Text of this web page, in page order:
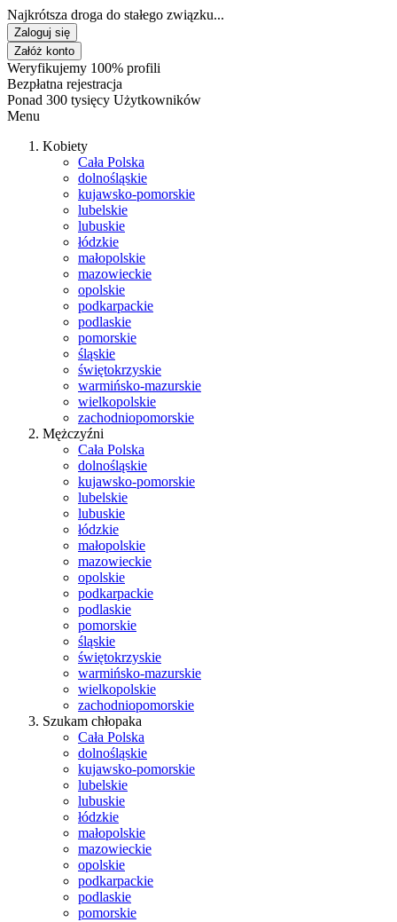
Najkrótsza droga do stałego związku...
Zaloguj się
Załóż konto
Weryfikujemy 100% profili
Bezpłatna rejestracja
Ponad 300 tysięcy Użytkowników
Menu
Kobiety
Cała Polska
dolnośląskie
kujawsko-pomorskie
lubelskie
lubuskie
łódzkie
małopolskie
mazowieckie
opolskie
podkarpackie
podlaskie
pomorskie
śląskie
świętokrzyskie
warmińsko-mazurskie
wielkopolskie
zachodniopomorskie
Mężczyźni
Cała Polska
dolnośląskie
kujawsko-pomorskie
lubelskie
lubuskie
łódzkie
małopolskie
mazowieckie
opolskie
podkarpackie
podlaskie
pomorskie
śląskie
świętokrzyskie
warmińsko-mazurskie
wielkopolskie
zachodniopomorskie
Szukam chłopaka
Cała Polska
dolnośląskie
kujawsko-pomorskie
lubelskie
lubuskie
łódzkie
małopolskie
mazowieckie
opolskie
podkarpackie
podlaskie
pomorskie